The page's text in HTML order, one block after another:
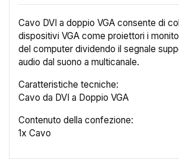
Cavo DVI a doppio VGA consente di
dispositivi VGA come proiettori i
del computer dividendo il segnale
audio dal suono a multicanale.
Caratteristiche tecniche:
Cavo da DVI a Doppio VGA
Contenuto della confezione:
1x Cavo